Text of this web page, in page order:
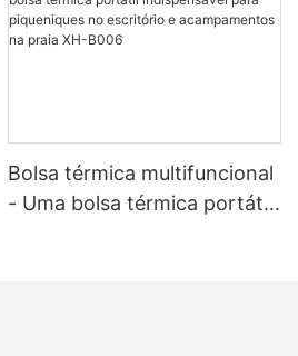
Bolsa térmica multifuncional
- Uma bolsa térmica portátil